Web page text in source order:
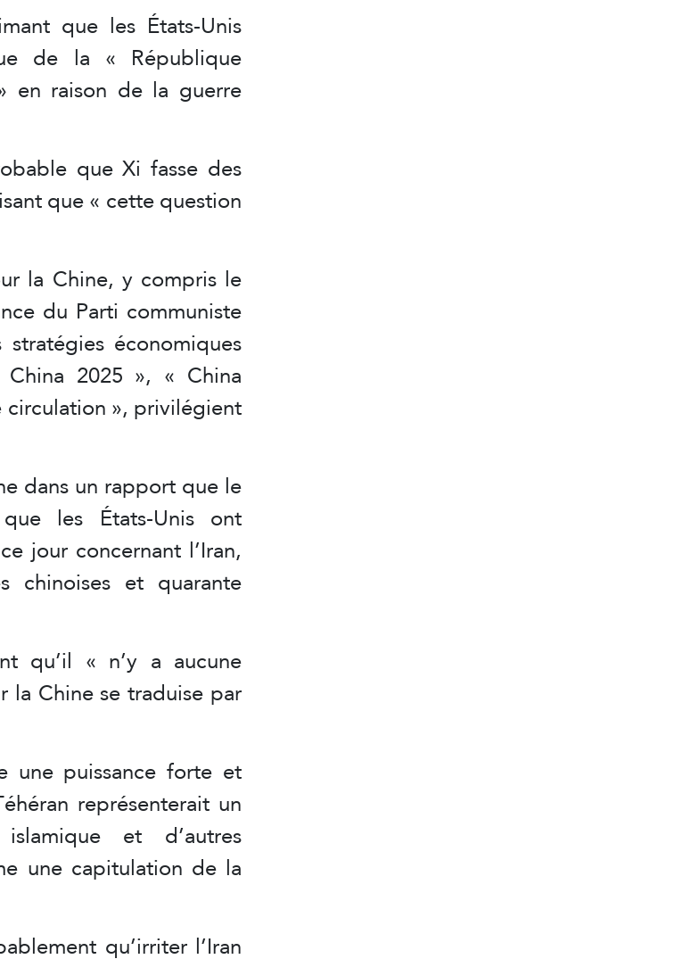
que les États-Unis
de la « République
en raison de la guerre
que Xi fasse des
que « cette question
la Chine, y compris le
du Parti communiste
économiques
2025 », « China
circulation », privilégient
dans un rapport que le
les États-Unis ont
jour concernant l’Iran,
chinoises et quarante
qu’il « n’y a aucune
la Chine se traduise par
une puissance forte et
représenterait un
et d’autres
une capitulation de la
qu’irriter l’Iran